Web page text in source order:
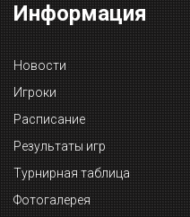
Информация
Новости
Игроки
Расписание
Результаты игр
Турнирная таблица
Фотогалерея